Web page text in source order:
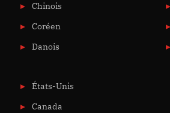
Chinois
Coréen
Danois
États-Unis
Canada